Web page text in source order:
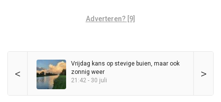
Adverteren? [9]
< >
Vrijdag kans op stevige buien, maar ook
zonnig weer
21:42 - 30 juli